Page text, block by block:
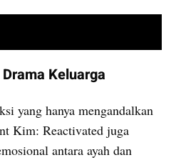
Keluarga
yang hanya mengandalkan
Kim: Reactivated juga
antara ayah dan